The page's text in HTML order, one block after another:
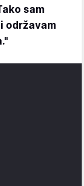
sam
održavam